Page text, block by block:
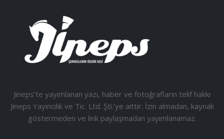
Jineps’te yayımlanan yazı, haber ve fotoğrafların telif hakkı
Jineps Yayıncılık ve Tic. Ltd. Şti.’ye aittir. İzin almadan, kaynak
göstermeden ve link paylaşmadan yayımlanamaz.